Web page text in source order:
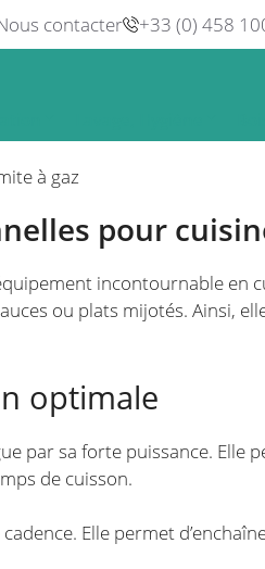
contacter +33 (0) 458
à gaz
pour
incontournable en
ou plats mijotés. Ainsi,
optimale
par sa forte puissance. Elle
de cuisson.
Elle permet